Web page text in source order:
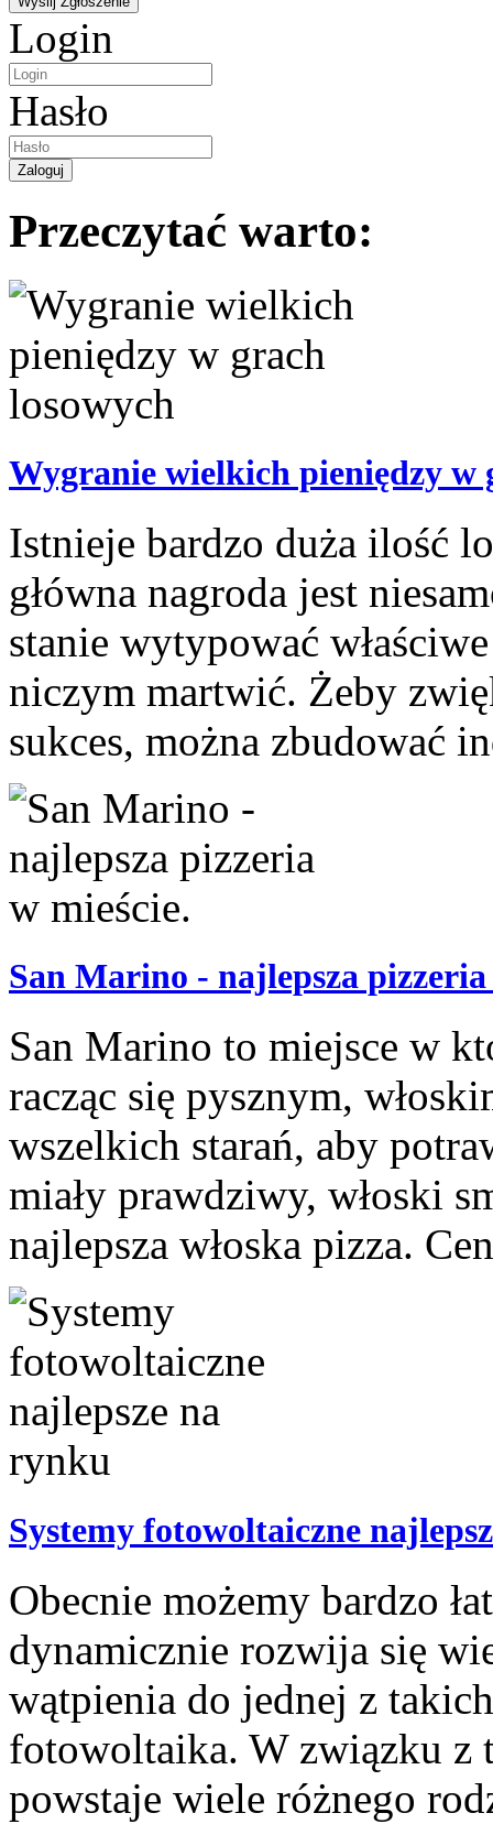
Login
Hasło
Przeczytać warto:
Wygranie wielkich pieniędzy w
Istnieje bardzo duża ilość
główna nagroda jest
stanie wytypować
niczym martwić. Żeby
sukces, można zbudować
San Marino - najlepsza pizzeria
San Marino to miejsce w
racząc się pysznym,
wszelkich starań, aby
miały prawdziwy, włoski
najlepsza włoska pizza.
Systemy fotowoltaiczne
Obecnie możemy bardzo
dynamicznie rozwija się
wątpienia do jednej z
fotowoltaika. W związku z
powstaje wiele różnego